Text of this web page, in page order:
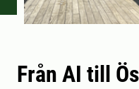
Från AI till